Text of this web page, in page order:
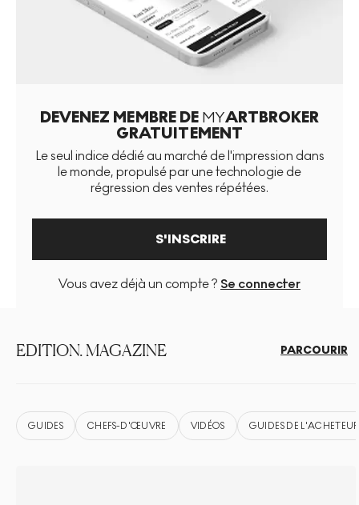
DEVENEZ MEMBRE DE MYARTBROKER
GRATUITEMENT
Le seul indice dédié au marché de l'impression dans
le monde, propulsé par une technologie de
régression des ventes répétées.
S'INSCRIRE
Vous avez déjà un compte ? Se connecter
EDITION. MAGAZINE PARCOURIR
GUIDES CHEFS-D'ŒUVRE VIDÉOS GUIDES DE L'ACHETEUR